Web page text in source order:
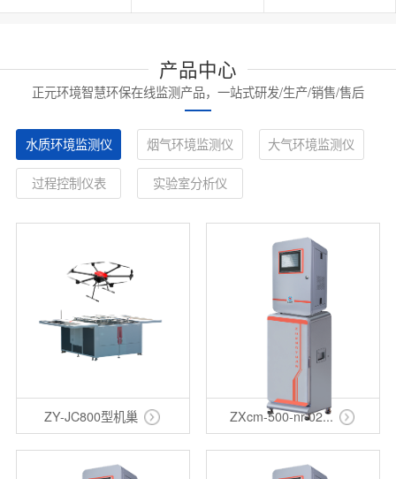
产品中心
正元环境智慧环保在线监测产品，一站式研发/生产/销售/售后
水质环境监测仪 烟气环境监测仪 大气环境监测仪
过程控制仪表 实验室分析仪
ZY-JC800型机巢 ZXcm-500-nr-02...